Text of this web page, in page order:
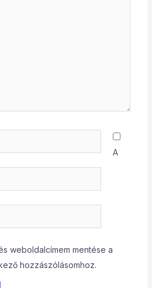
A
weboldalcímem mentése a
hozzászólásomhoz.